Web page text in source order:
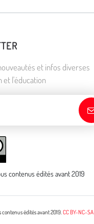
et infos diverses
et l'éducation
contenus édités avant 2019
édités avant 2019. CC BY-NC-SA